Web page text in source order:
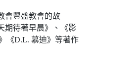
會豐盛教會的故
期待著早晨》、《影
《D.L. 慕迪》等著作